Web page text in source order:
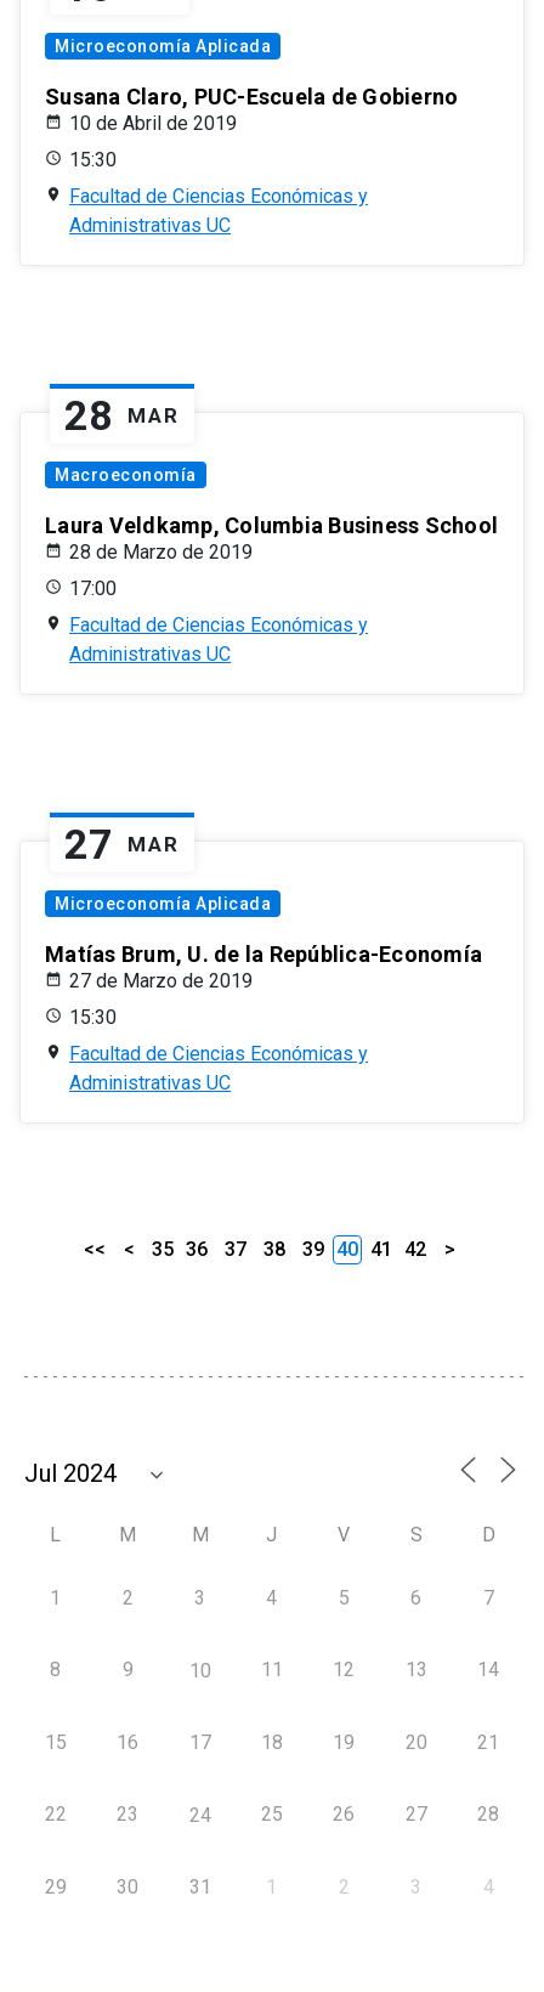
Microeconomía Aplicada
Susana Claro, PUC-Escuela de Gobierno
10 de Abril de 2019
15:30
Facultad de Ciencias Económicas y
Administrativas UC
28 MAR
Macroeconomía
Laura Veldkamp, Columbia Business School
28 de Marzo de 2019
17:00
Facultad de Ciencias Económicas y
Administrativas UC
27 MAR
Microeconomía Aplicada
Matías Brum, U. de la República-Economía
27 de Marzo de 2019
15:30
Facultad de Ciencias Económicas y
Administrativas UC
<< < 35 36 37 38 39 40 41 42 >
L M M J V S D
1 2 3 4 5 6 7
8 9 10 11 12 13 14
15 16 17 18 19 20 21
22 23 24 25 26 27 28
29 30 31 1 2 3 4